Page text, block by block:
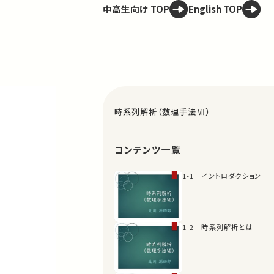
中高生向け TOP English TOP
時系列解析（数理手法Ⅶ）
コンテンツ一覧
1-1 イントロダクション
1-2 時系列解析とは